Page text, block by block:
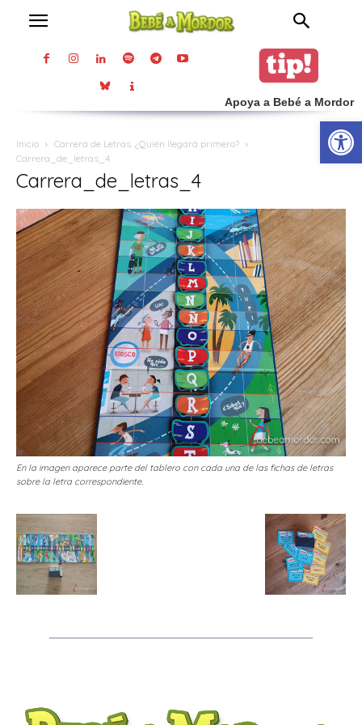
Apoya a Bebé a Mordor
Inicio
Carrera de Letras. ¿Quién llegará primero?
Carrera_de_letras_4
Carrera_de_letras_4
En la imagen aparece parte del tablero con cada una de las fichas de letras
sobre la letra correspondiente.